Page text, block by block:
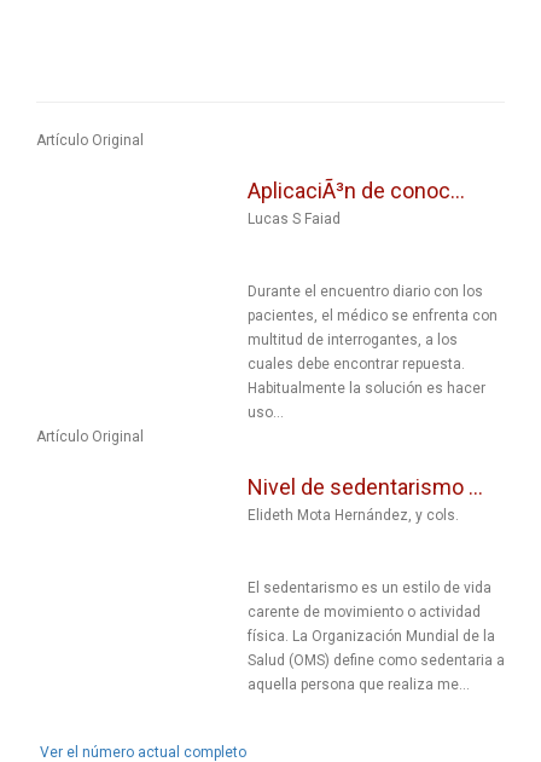
Artículo Original
AplicaciÃ³n de conoc...
Lucas S Faiad
Durante el encuentro diario con los
pacientes, el médico se enfrenta con
multitud de interrogantes, a los
cuales debe encontrar repuesta.
Habitualmente la solución es hacer
uso...
Artículo Original
Nivel de sedentarismo ...
Elideth Mota Hernández, y cols.
El sedentarismo es un estilo de vida
carente de movimiento o actividad
física. La Organización Mundial de la
Salud (OMS) define como sedentaria a
aquella persona que realiza me...
Ver el número actual completo